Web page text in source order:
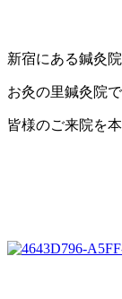
新宿にある鍼灸院
お灸の里鍼灸院
皆様のご来院を